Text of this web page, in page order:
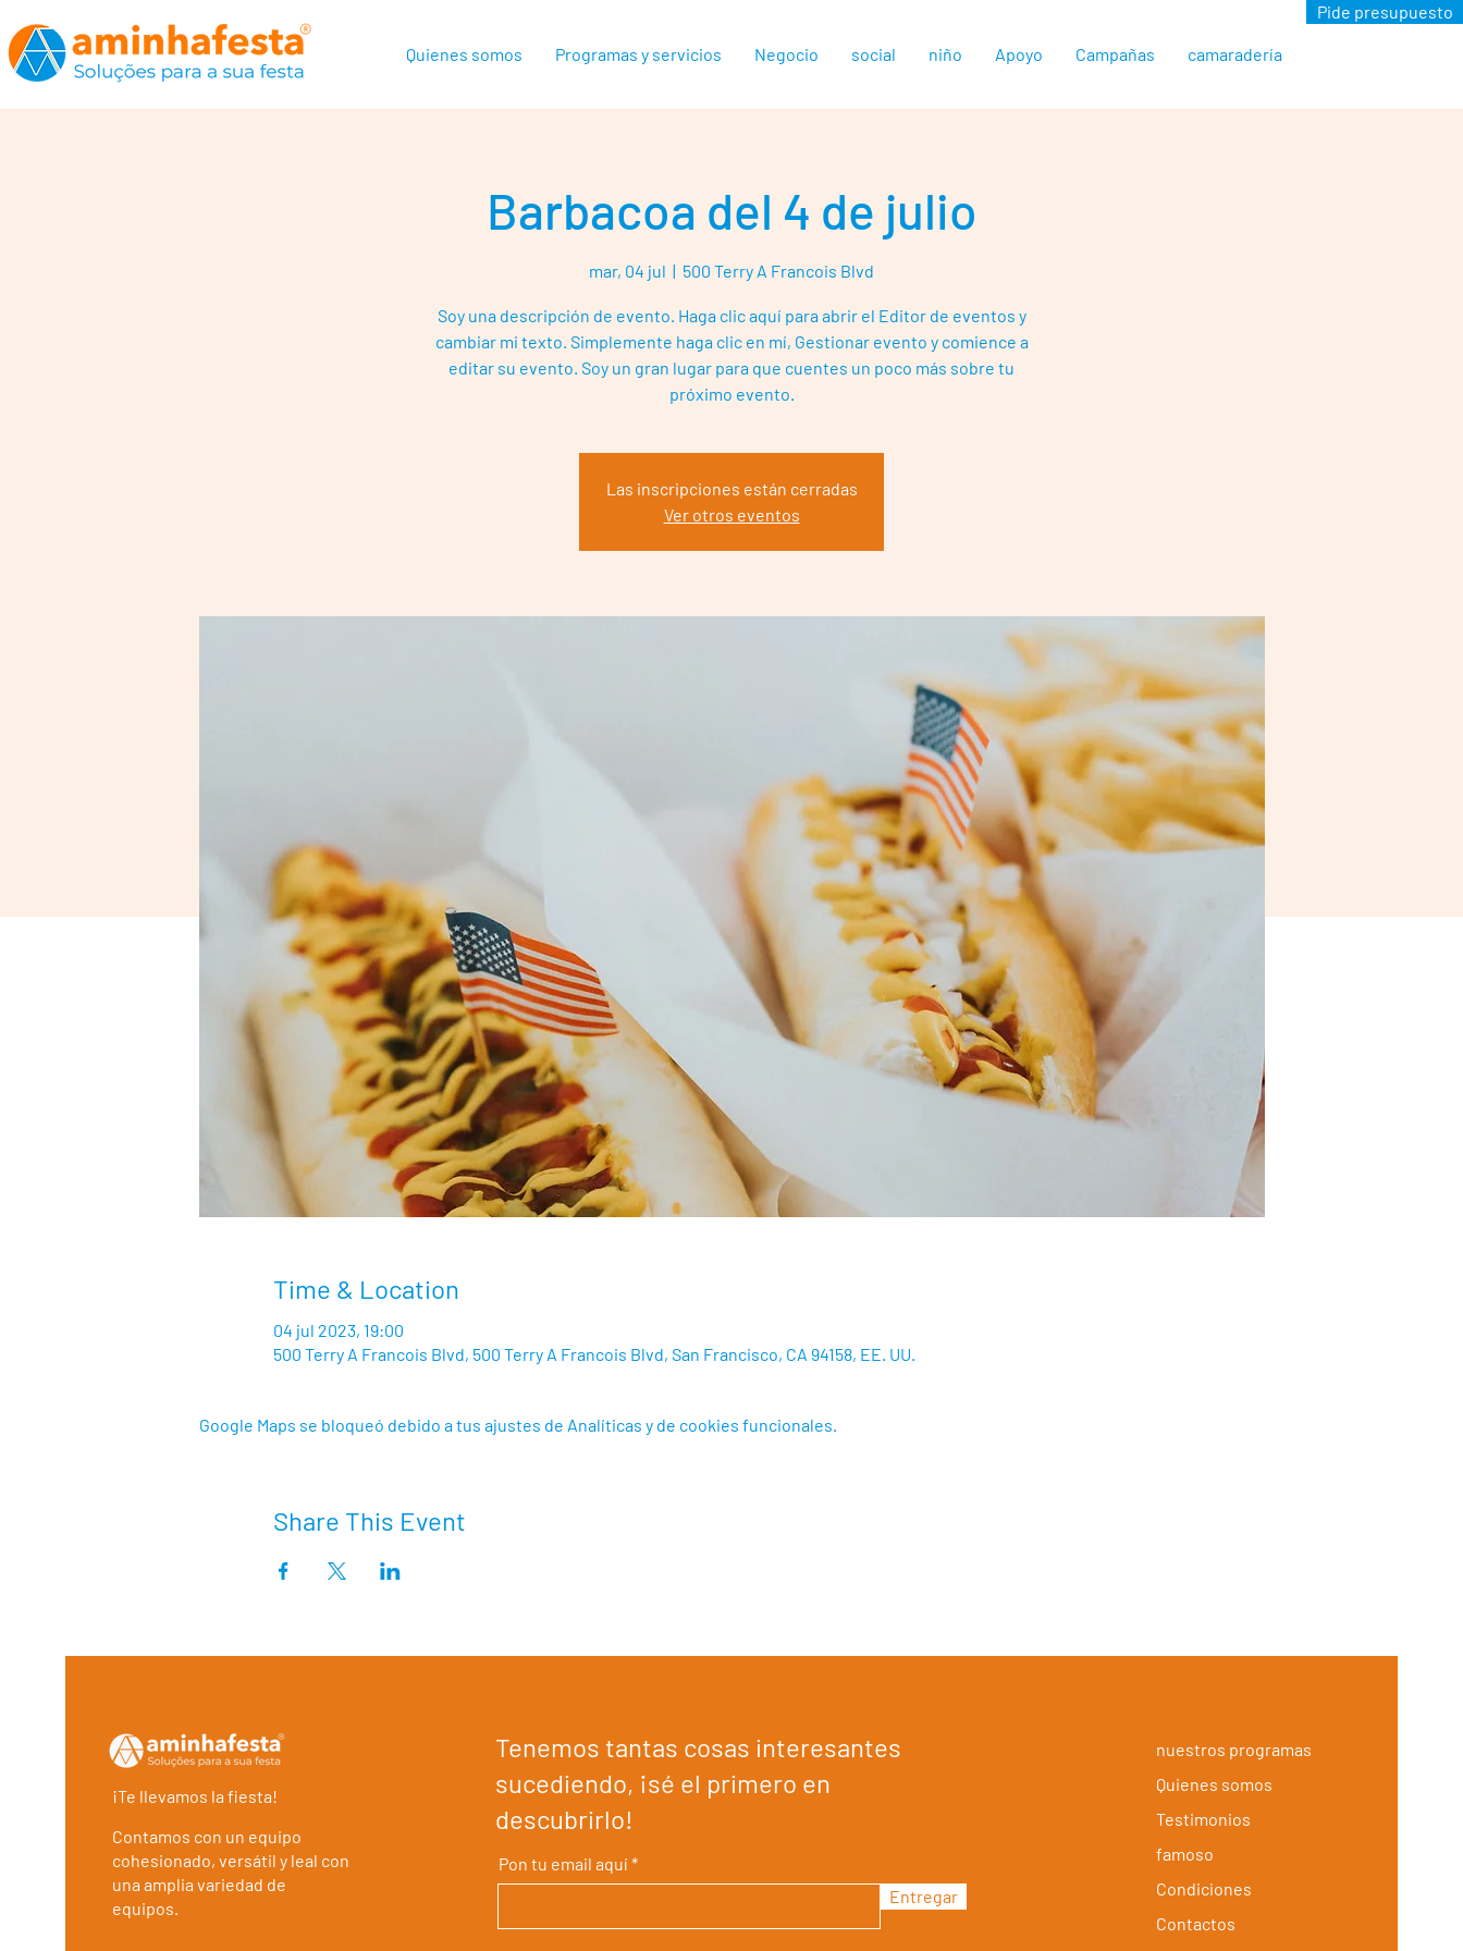
Quienes somos Programas y servicios Negocio social niño Apoyo Campañas camaradería
Pide presupuesto
Barbacoa del 4 de julio
mar, 04 jul
  |
500 Terry A Francois Blvd
Soy una descripción de evento. Haga clic aquí para abrir el Editor de eventos y
cambiar mi texto. Simplemente haga clic en mí, Gestionar evento y comience a
editar su evento. Soy un gran lugar para que cuentes un poco más sobre tu
próximo evento.
Las inscripciones están cerradas
Ver otros eventos
Time & Location
04 jul 2023, 19:00
500 Terry A Francois Blvd, 500 Terry A Francois Blvd, San Francisco, CA 94158, EE. UU.
Google Maps se bloqueó debido a tus ajustes de Analíticas y de cookies funcionales.
Share This Event
¡Te llevamos la fiesta!
Contamos con un equipo
cohesionado, versátil y leal con
una amplia variedad de
equipos.
Tenemos tantas cosas interesantes
sucediendo, ¡sé el primero en
descubrirlo!
Pon tu email aquí
Entregar
nuestros programas
Quienes somos
Testimonios
famoso
Condiciones
Contactos